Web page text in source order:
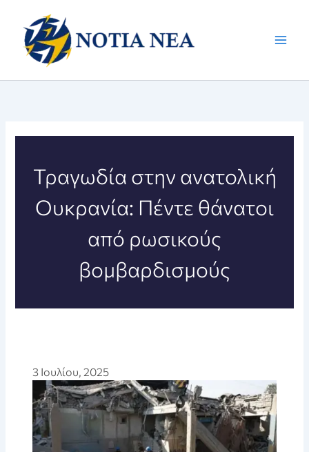
περιεχόμενο
Τραγωδία στην ανατολική
Ουκρανία: Πέντε θάνατοι
από ρωσικούς
βομβαρδισμούς
3 Ιουλίου, 2025